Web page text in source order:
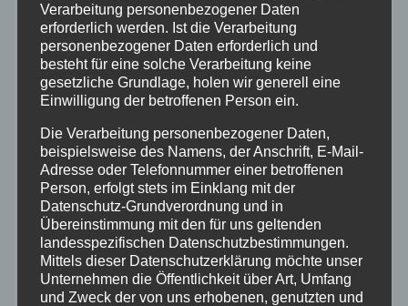
Aktuelles
Allgemein
Altenkirchen
Bundespolizei
Feuerwehr
Hilfsorganisationen
Verarbeitung personenbezogener Daten
erforderlich werden. Ist die Verarbeitung
personenbezogener Daten erforderlich und
besteht für eine solche Verarbeitung keine
gesetzliche Grundlage, holen wir generell eine
Einwilligung der betroffenen Person ein.
Die Verarbeitung personenbezogener Daten,
beispielsweise des Namens, der Anschrift, E-Mail-
Adresse oder Telefonnummer einer betroffenen
Person, erfolgt stets im Einklang mit der
Datenschutz-Grundverordnung und in
Übereinstimmung mit den für uns geltenden
landesspezifischen Datenschutzbestimmungen.
Mittels dieser Datenschutzerklärung möchte unser
Unternehmen die Öffentlichkeit über Art, Umfang
und Zweck der von uns erhobenen, genutzten und